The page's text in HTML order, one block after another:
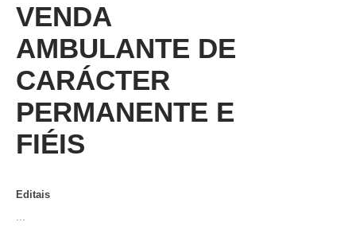
VENDA
AMBULANTE DE
CARÁCTER
PERMANENTE E
FIÉIS
Editais
...